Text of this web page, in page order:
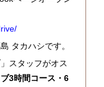
タカハシです。
スタッフがオス
3時間コース・6